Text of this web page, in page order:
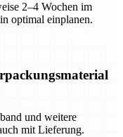
2–4 Wochen im
optimal einplanen.
und weitere
mit Lieferung.